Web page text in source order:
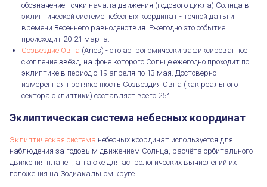
обозначение точки начала движения (годового цикла) Солнца в
эклиптической системе небесных координат - точной даты и
времени Весеннего равноденствия. Ежегодно это событие
происходит 20-21 марта.
Созвездие Овна (Aries) - это астрономически зафиксированное
скопление звёзд, на фоне которого Солнце ежегодно проходит по
эклиптике в период с 19 апреля по 13 мая. Достоверно
измеренная протяженность Созвездия Овна (как реального
сектора эклиптики) составляет всего 25°.
Эклиптическая система небесных координат
Эклиптическая система небесных координат используется для
наблюдения за годовым движением Солнца, расчёта орбитального
движения планет, а также для астрологических вычислений их
положения на Зодиакальном круге.